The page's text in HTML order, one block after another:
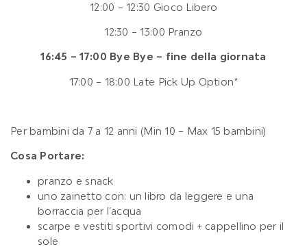
12:00 – 12:30 Gioco Libero
12:30 – 13:00 Pranzo
16:45 – 17:00 Bye Bye – fine della giornata
17:00 – 18:00 Late Pick Up Option*
Per bambini da 7 a 12 anni (Min 10 – Max 15 bambini)
Cosa Portare:
pranzo e snack
uno zainetto con: un libro da leggere e una
borraccia per l’acqua
scarpe e vestiti sportivi comodi + cappellino per il
sole